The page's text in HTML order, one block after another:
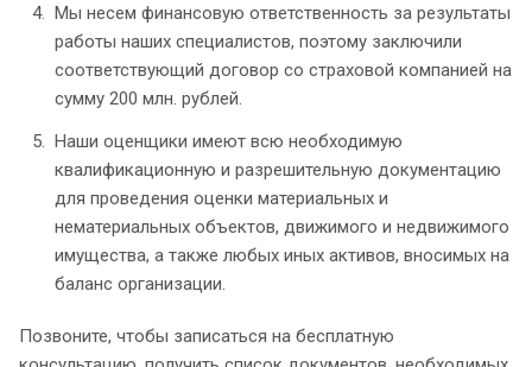
Мы несем финансовую ответственность за результаты
работы наших специалистов, поэтому заключили
соответствующий договор со страховой компанией на
сумму 200 млн. рублей.
Наши оценщики имеют всю необходимую
квалификационную и разрешительную документацию
для проведения оценки материальных и
нематериальных объектов, движимого и недвижимого
имущества, а также любых иных активов, вносимых на
баланс организации.
Позвоните, чтобы записаться на бесплатную